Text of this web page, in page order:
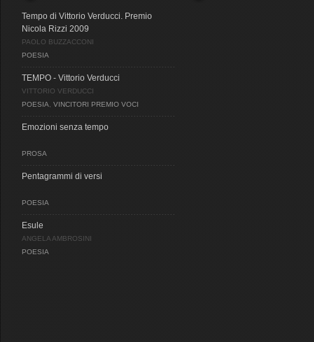
Tempo di Vittorio Verducci. Premio
Nicola Rizzi 2009
PAOLO BUZZACCONI
POESIA
TEMPO - Vittorio Verducci
VITTORIO VERDUCCI
POESIA
VINCITORI PREMIO VOCI
Emozioni senza tempo
PROSA
Pentagrammi di versi
POESIA
Esule
ANGELA AMBROSINI
POESIA